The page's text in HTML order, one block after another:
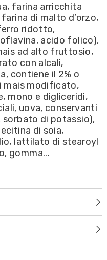
farina arricchita
di malto d’orzo,
ridotto,
acido folico),
ad alto fruttosio,
con alcali,
contiene il 2% o
mais modificato,
mono e digliceridi,
uova, conservanti
sorbato di potassio),
di soia,
lattilato di stearoyl
gomma...